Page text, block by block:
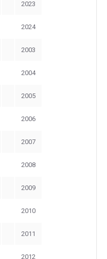
2023
2024
2003
2004
2005
2006
2007
2008
2009
2010
2011
2012